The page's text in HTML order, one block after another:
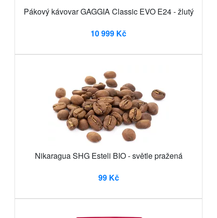
Pákový kávovar GAGGIA Classic EVO E24 - žlutý
10 999 Kč
Nikaragua SHG Esteli BIO - světle pražená
99 Kč